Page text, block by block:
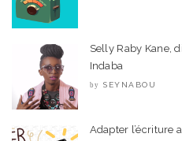
Selly Raby Kane,
Indaba
by SEYNABOU
Adapter l’écriture